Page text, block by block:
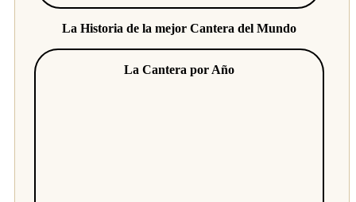
La Historia de la mejor Cantera del Mundo
La Cantera por Año